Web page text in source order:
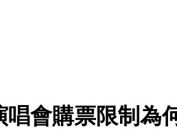
會購票限制為